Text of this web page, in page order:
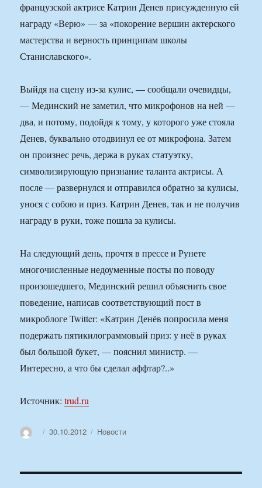
французской актрисе Катрин Денев присужденную ей
награду «Верю» — за «покорение вершин актерского
мастерства и верность принципам школы
Станиславского».
Выйдя на сцену из-за кулис, — сообщали очевидцы,
— Мединский не заметил, что микрофонов на ней —
два, и потому, подойдя к тому, у которого уже стояла
Денев, буквально отодвинул ее от микрофона. Затем
он произнес речь, держа в руках статуэтку,
символизирующую признание таланта актрисы. А
после — развернулся и отправился обратно за кулисы,
унося с собою и приз. Катрин Денев, так и не получив
награду в руки, тоже пошла за кулисы.
На следующий день, прочтя в прессе и Рунете
многочисленные недоуменные посты по поводу
произошедшего, Мединский решил объяснить свое
поведение, написав соответствующий пост в
микроблоге Twitter: «Катрин Денёв попросила меня
подержать пятикилограммовый приз: у неё в руках
был большой букет, — пояснил министр. —
Интересно, а что бы сделал аффтар?..»
Источник:trud.ru
АвторОпубликовано
30.10.2012 Рубрики
Новости